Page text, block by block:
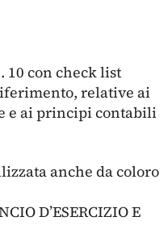
10 con check list
relative ai
e ai principi contabili
anche da coloro
D’ESERCIZIO E